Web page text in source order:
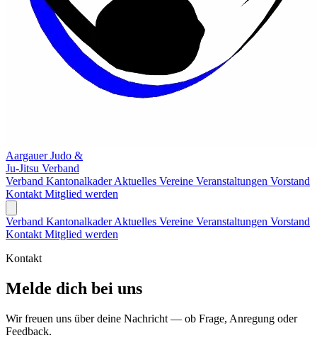
Aargauer Judo &
Ju-Jitsu Verband
Verband KantonalkaderAktuelles Vereine Veranstaltungen Vorstand
Kontakt Mitglied werden
Verband KantonalkaderAktuelles Vereine Veranstaltungen Vorstand
Kontakt Mitglied werden
Kontakt
Melde dich bei uns
Wir freuen uns über deine Nachricht — ob Frage, Anregung oder
Feedback.